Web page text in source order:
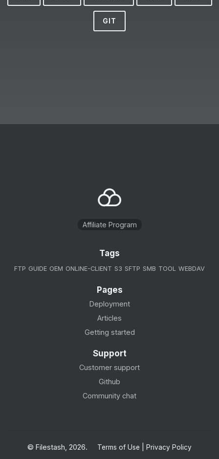
GIT
Affiliate Program
Tags
FTP GUIDE OEM ONLINE-CLIENT S3 SFTP SMB TOOL WEBDAV
Pages
Deployment
Articles
Getting started
Support
Customer support
Github
Community chat
© Filestash, 2026. Terms of Use Privacy Policy